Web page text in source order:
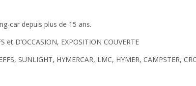
car depuis plus de 15 ans.
et D’OCCASION, EXPOSITION COUVERTE
SUNLIGHT, HYMERCAR, LMC, HYMER, CAMPSTER,